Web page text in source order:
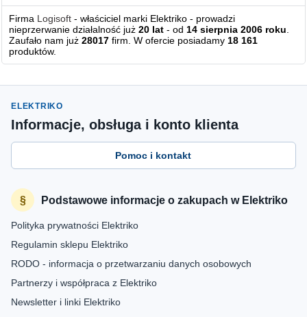
Firma Logisoft - właściciel marki Elektriko - prowadzi
nieprzerwanie działalność już20 lat - od14 sierpnia 2006 roku.
Zaufało nam już28017 firm. W ofercie posiadamy18 161
produktów.
ELEKTRIKO
Informacje, obsługa i konto klienta
Pomoc i kontakt
Podstawowe informacje o zakupach w Elektriko
Polityka prywatności Elektriko
Regulamin sklepu Elektriko
RODO - informacja o przetwarzaniu danych osobowych
Partnerzy i współpraca z Elektriko
Newsletter i linki Elektriko